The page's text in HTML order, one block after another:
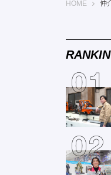
HOME 工場仲